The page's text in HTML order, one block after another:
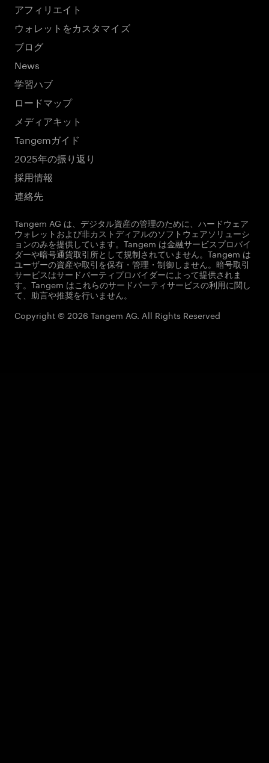
アフィリエイト
ウォレットをカスタマイズ
ブログ
News
学習ハブ
ロードマップ
メディアキット
Tangemガイド
2025年の振り返り
採用情報
連絡先
Tangem AG は、デジタル資産の管理のために、ハードウェア
ウォレットおよび非カストディアルのソフトウェアソリューシ
ョンのみを提供しています。Tangem は金融サービスプロバイ
ダーや暗号通貨取引所として規制されていません。Tangem は
ユーザーの資産や取引を保有・管理・制御しません。暗号取引
サービスはサードパーティプロバイダーによって提供されま
す。Tangem はこれらのサードパーティサービスの利用に関し
て、助言や推奨を行いません。